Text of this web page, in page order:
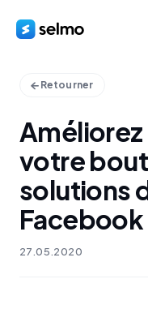
Retourner
votre
solutions
Facebook
27.05.2020